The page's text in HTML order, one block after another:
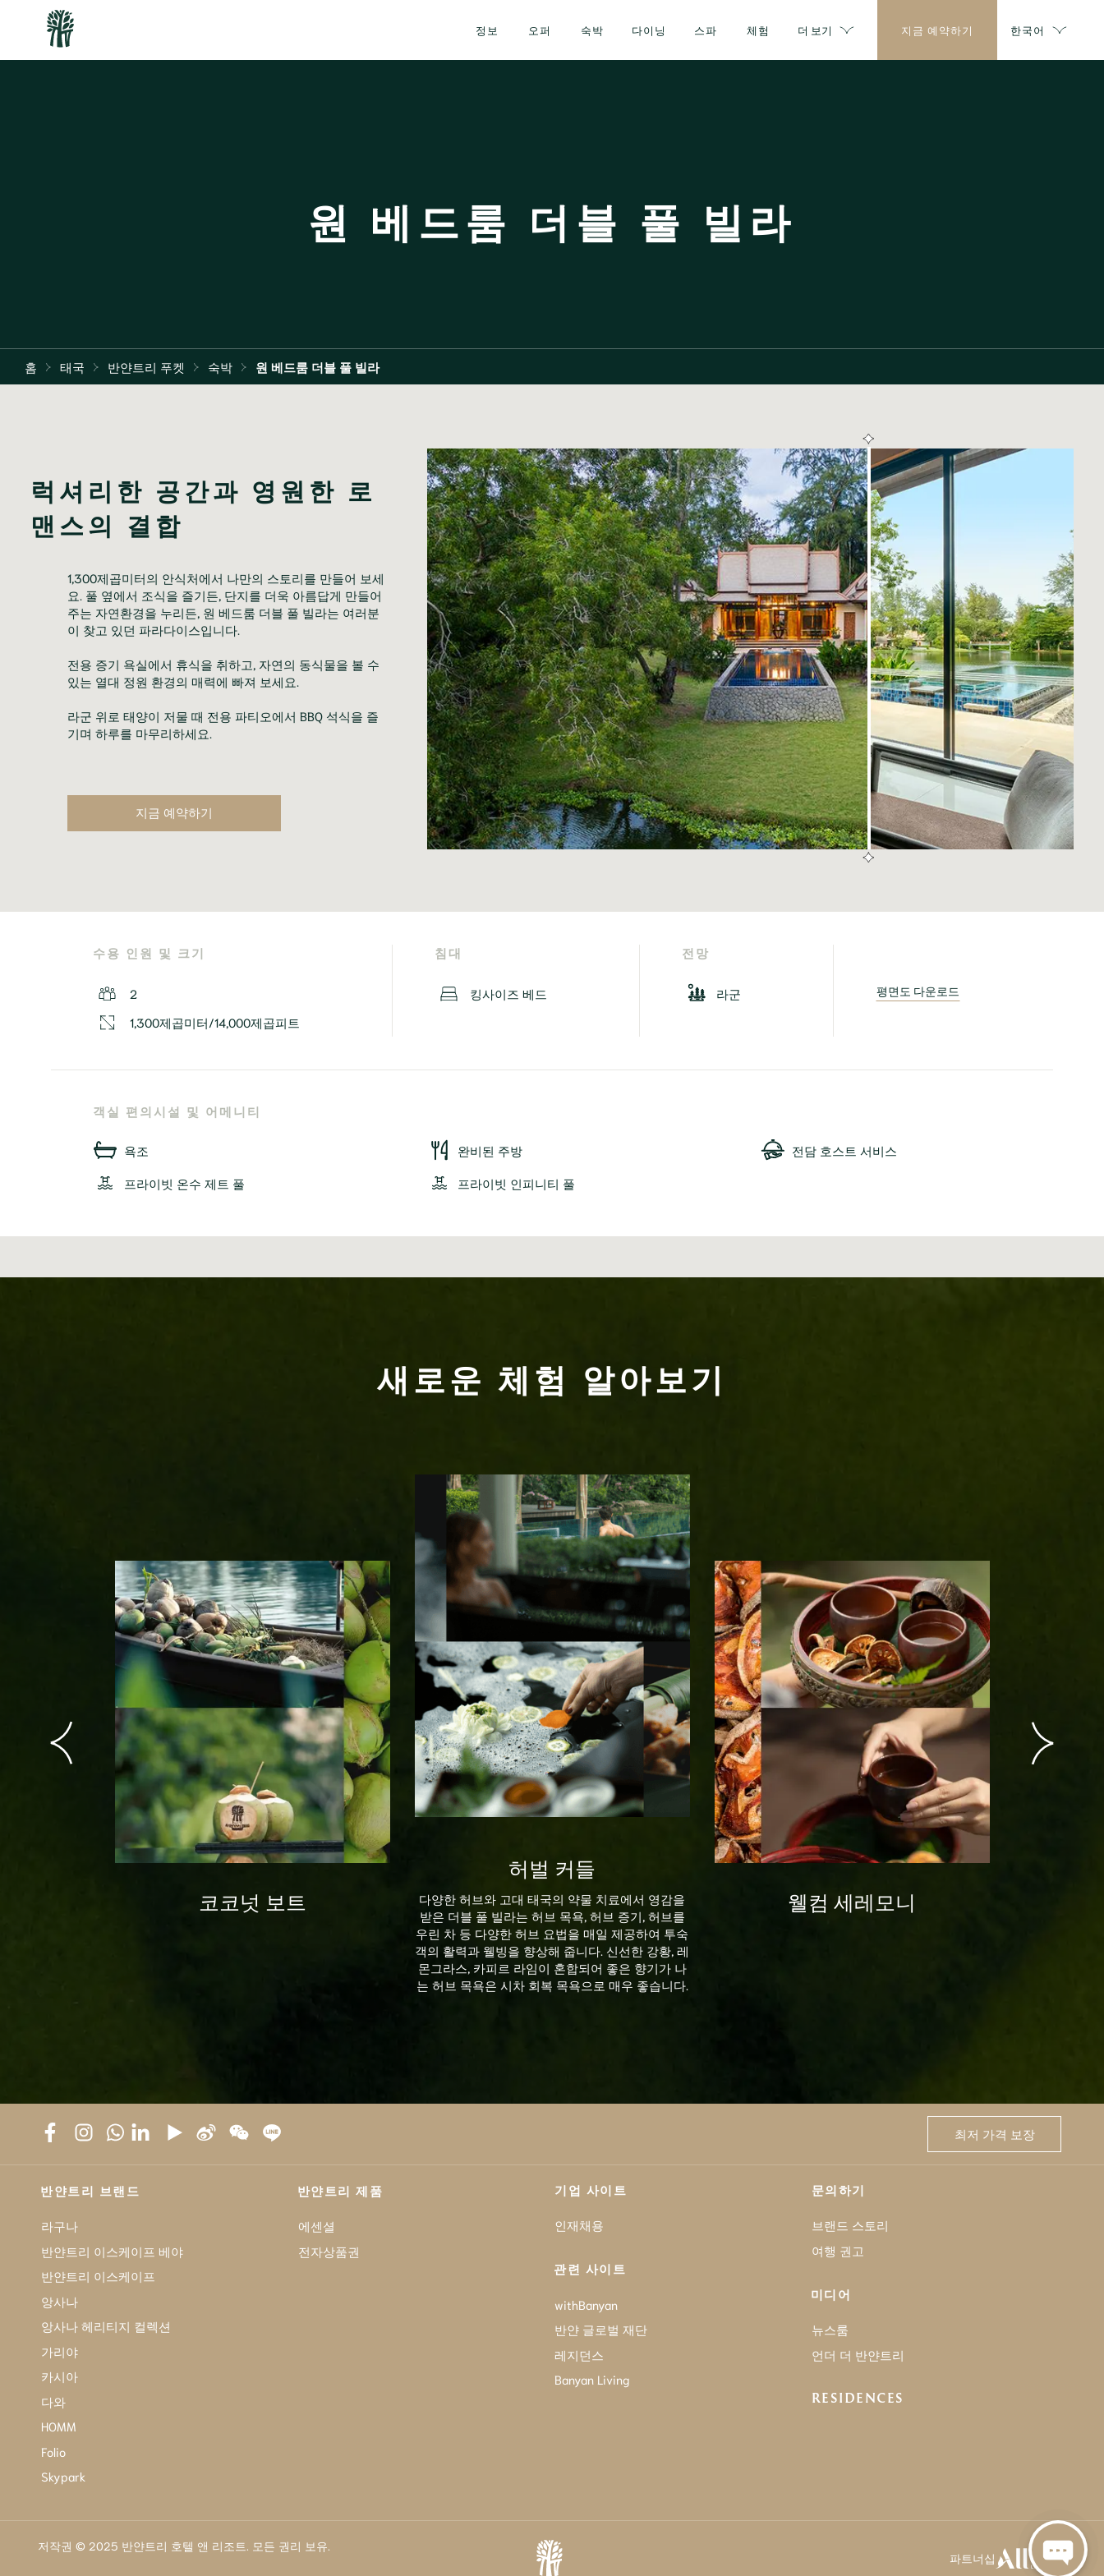
정보 오퍼 숙박 다이닝 스파 체험 더 보기 지금 예약하기 한국어
원 베드룸 더블 풀 빌라
홈 태국 반얀트리 푸켓 숙박 원 베드룸 더블 풀 빌라
럭셔리한 공간과 영원한 로
맨스의 결합
1,300제곱미터의 안식처에서 나만의 스토리를 만들어 보세
요. 풀 옆에서 조식을 즐기든, 단지를 더욱 아름답게 만들어
주는 자연환경을 누리든, 원 베드룸 더블 풀 빌라는 여러분
이 찾고 있던 파라다이스입니다.
전용 증기 욕실에서 휴식을 취하고, 자연의 동식물을 볼 수
있는 열대 정원 환경의 매력에 빠져 보세요.
라군 위로 태양이 저물 때 전용 파티오에서 BBQ 석식을 즐
기며 하루를 마무리하세요.
지금 예약하기
수용 인원 및 크기
2
1,300제곱미터/14,000제곱피트
침대
킹사이즈 베드
전망
라군 평면도 다운로드
객실 편의시설 및 어메니티
욕조 완비된 주방
전담 호스트 서비스
프라이빗 온수 제트 풀
프라이빗 인피니티 풀
새로운 체험 알아보기
코코넛 보트
허벌 커들
다양한 허브와 고대 태국의 약물 치료에서 영감을
받은 더블 풀 빌라는 허브 목욕, 허브 증기, 허브를
우린 차 등 다양한 허브 요법을 매일 제공하여 투숙
객의 활력과 웰빙을 향상해 줍니다. 신선한 강황, 레
몬그라스, 카피르 라임이 혼합되어 좋은 향기가 나
는 허브 목욕은 시차 회복 목욕으로 매우 좋습니다.
웰컴 세레모니
최저 가격 보장
반얀트리 브랜드
라구나
반얀트리 이스케이프 베야
반얀트리 이스케이프
앙사나
앙사나 헤리티지 컬렉션
가리야
카시아
다와
HOMM
Folio
Skypark
반얀트리 제품
에센셜
전자상품권
기업 사이트
인재채용
관련 사이트
withBanyan
반얀 글로벌 재단
레지던스
Banyan Living
문의하기
브랜드 스토리
여행 권고
미디어
뉴스룸
언더 더 반얀트리
RESIDENCES
저작권 © 2025 반얀트리 호텔 앤 리조트. 모든 권리 보유.
파트너십